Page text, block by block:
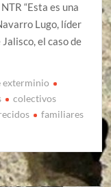
“Esta es una
Lugo, líder
el caso de
exterminio
colectivos
familiares